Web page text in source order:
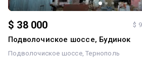
$ 38 000 $
Подволочиское шоссе, Будинок
Подволочиское шоссе Тернополь